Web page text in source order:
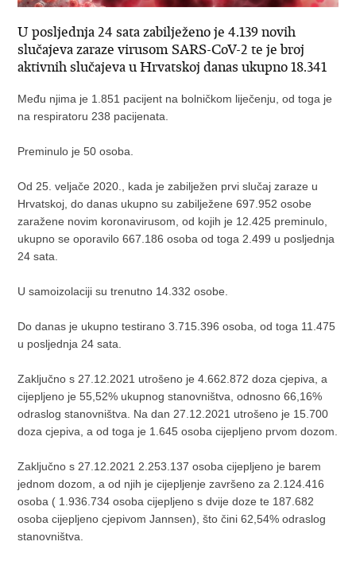
U posljednja 24 sata zabilježeno je 4.139 novih
slučajeva zaraze virusom SARS-CoV-2 te je broj
aktivnih slučajeva u Hrvatskoj danas ukupno 18.341
Među njima je 1.851 pacijent na bolničkom liječenju, od toga je
na respiratoru 238 pacijenata.
Preminulo je 50 osoba.
Od 25. veljače 2020., kada je zabilježen prvi slučaj zaraze u
Hrvatskoj, do danas ukupno su zabilježene 697.952 osobe
zaražene novim koronavirusom, od kojih je 12.425 preminulo,
ukupno se oporavilo 667.186 osoba od toga 2.499 u posljednja
24 sata.
U samoizolaciji su trenutno 14.332 osobe.
Do danas je ukupno testirano 3.715.396 osoba, od toga 11.475
u posljednja 24 sata.
Zaključno s 27.12.2021 utrošeno je 4.662.872 doza cjepiva, a
cijepljeno je 55,52% ukupnog stanovništva, odnosno 66,16%
odraslog stanovništva. Na dan 27.12.2021 utrošeno je 15.700
doza cjepiva, a od toga je 1.645 osoba cijepljeno prvom dozom.
Zaključno s 27.12.2021 2.253.137 osoba cijepljeno je barem
jednom dozom, a od njih je cijepljenje završeno za 2.124.416
osoba ( 1.936.734 osoba cijepljeno s dvije doze te 187.682
osoba cijepljeno cjepivom Jannsen), što čini 62,54% odraslog
stanovništva.